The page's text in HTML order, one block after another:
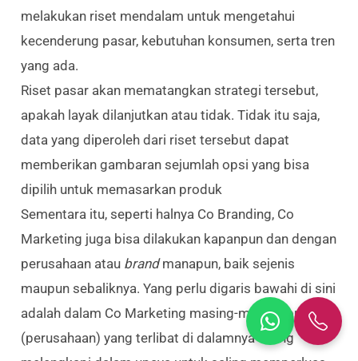
melakukan riset mendalam untuk mengetahui
kecenderung pasar, kebutuhan konsumen, serta tren
yang ada.
Riset pasar akan mematangkan strategi tersebut,
apakah layak dilanjutkan atau tidak. Tidak itu saja,
data yang diperoleh dari riset tersebut dapat
memberikan gambaran sejumlah opsi yang bisa
dipilih untuk memasarkan produk
Sementara itu, seperti halnya Co Branding, Co
Marketing juga bisa dilakukan kapanpun dan dengan
perusahaan atau brandmanapun, baik sejenis
maupun sebaliknya. Yang perlu digaris bawahi di sini
adalah dalam Co Marketing masing-masing brand
(perusahaan) yang terlibat di dalamnya saling